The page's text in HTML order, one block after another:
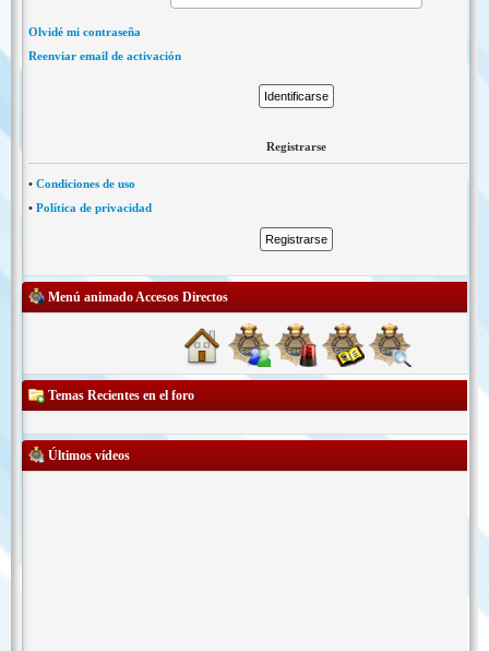
Olvidé mi contraseña
Reenviar email de activación
Registrarse
• Condiciones de uso
• Política de privacidad
Menú animado Accesos Directos
Temas Recientes en el foro
Últimos vídeos